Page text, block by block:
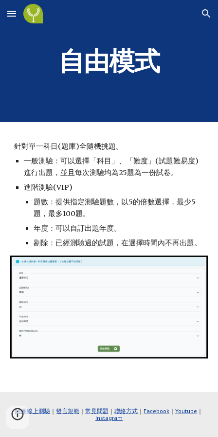
Skip to main content Skip to navigation
自由模式
針對單一科目(題庫)全隨機挑題。
一般測驗：可以選擇「科目」、「難度」(試題難易度)
進行出題 ，並且每次測驗均為25題為一份試卷。
進階測驗(VIP)
題數：提供指定測驗題數，以5的倍數選擇，最少5
題，最多100題。
年度：可以自訂出題年度。
剔除：已經測驗過的試題，在選擇時間內不再出題。
阿摩線上測驗 ｜ 發言規範 ｜ 常見問題 ｜ 聯絡方式 ｜ Facebook ｜ Youtube ｜
Instagram